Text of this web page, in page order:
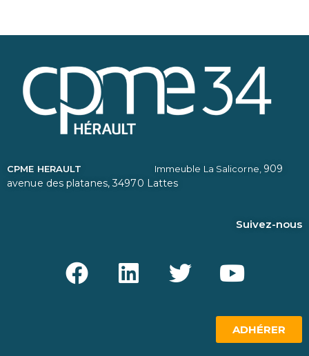
CPME HERAULT Immeuble La Salicorne, 909
avenue des platanes,34970 Lattes
Suivez-nous
ADHÉRER